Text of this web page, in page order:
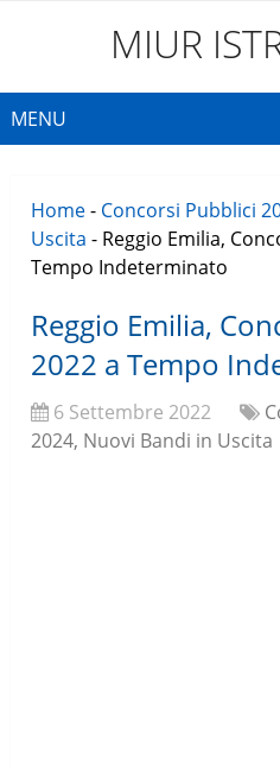
MIUR
MENU
Home- Concorsi Pubblici
Uscita - Reggio Emilia,
Tempo Indeterminato
Reggio Emilia,
2022 a Tempo
6 Settembre 2022
2024, Nuovi Bandi in Uscita